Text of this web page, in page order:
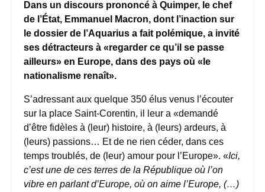
Dans un discours prononcé à Quimper, le chef
de l’État, Emmanuel Macron, dont l’inaction sur
le dossier de l’Aquarius a fait polémique, a invité
ses détracteurs à «regarder ce qu’il se passe
ailleurs» en Europe, dans des pays où «le
nationalisme renaît».
S’adressant aux quelque 350 élus venus l’écouter
sur la place Saint-Corentin, il leur a «demandé
d’être fidèles à (leur) histoire, à (leurs) ardeurs, à
(leurs) passions… Et de ne rien céder, dans ces
temps troublés, de (leur) amour pour l’Europe». «Ici,
c’est une de ces terres de la République où l’on
vibre en parlant d’Europe, où on aime l’Europe, (…)